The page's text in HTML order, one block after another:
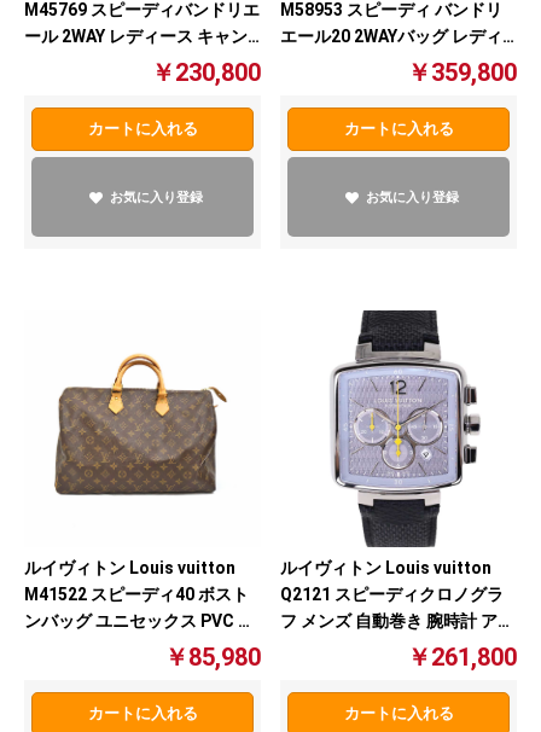
M45769 スピーディバンドリエ
ール 2WAY レディース キャン
バス/レザー ブラック×ホワイ
￥230,800
カートに入れる
お気に入り登録
M58953 スピーディ バンドリ
エール20 2WAYバッグ レディ
ース アンプラントレザー ブラ
￥359,800
カートに入れる
お気に入り登録
ルイヴィトン Louis vuitton
M41522 スピーディ40 ボスト
ンバッグ ユニセックス PVC レ
ザーブラウン【中古】￥85,980
カートに入れる
ルイヴィトン Louis vuitton
Q2121 スピーディクロノグラ
フ メンズ 自動巻き 腕時計 アイ
スブルー文字盤 【中古】
￥261,800
カートに入れる